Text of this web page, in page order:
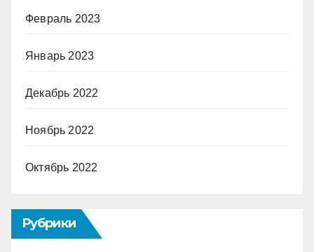
Февраль 2023
Январь 2023
Декабрь 2022
Ноябрь 2022
Октябрь 2022
Рубрики